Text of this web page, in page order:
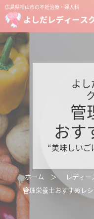
広島県福山市の不妊治療・婦人科
よ
管
おす
“美味しい
ホーム
レディ
管理栄養士おすすめレ